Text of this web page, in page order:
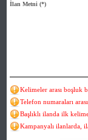
İlan Metni(*)
Kelimeler arası boşluk
Telefon numaraları
Başlıklı ilanda ilk
Kampanyalı ilanlarda,